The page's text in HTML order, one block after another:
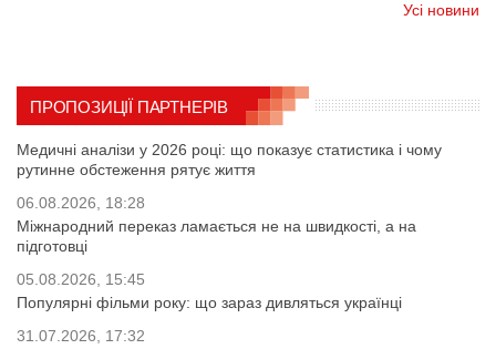
Усі новини
ПРОПОЗИЦІЇ ПАРТНЕРІВ
Медичні аналізи у 2026 році: що показує статистика і чому
рутинне обстеження рятує життя
06.08.2026, 18:28
Міжнародний переказ ламається не на швидкості, а на
підготовці
05.08.2026, 15:45
Популярні фільми року: що зараз дивляться українці
31.07.2026, 17:32